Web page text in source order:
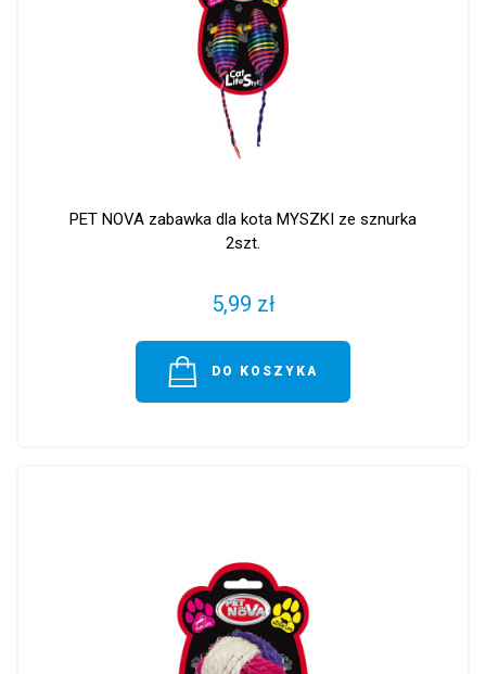
PET NOVA zabawka dla kota MYSZKI ze sznurka
2szt.
5,99 zł
DO KOSZYKA